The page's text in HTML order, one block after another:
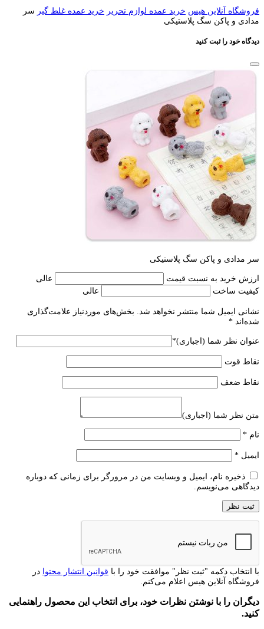
فروشگاه آنلاین هیس خرید عمده لوازم تحریر خرید عمده غلط گیر سر
مدادی و پاکن سگ پلاستیکی
دیدگاه خود را ثبت کنید
سر مدادی و پاکن سگ پلاستیکی
ارزش خرید به نسبت قیمت
عالی
کیفیت ساخت
عالی
نشانی ایمیل شما منتشر نخواهد شد.
بخش‌های موردنیاز علامت‌گذاری
شده‌اند *
عنوان نظر شما (اجباری)*
نقاط قوت
نقاط ضعف
متن نظر شما (اجباری)
نام *
ایمیل *
ذخیره نام، ایمیل و وبسایت من در مرورگر برای زمانی که دوباره
دیدگاهی می‌نویسم.
با انتخاب دکمه "ثبت نظر" موافقت خود را با قوانین انتشار محتوا در
فروشگاه آنلاین هیس اعلام می‌کنم.
دیگران را با نوشتن نظرات خود، برای انتخاب این محصول راهنمایی
کنید.